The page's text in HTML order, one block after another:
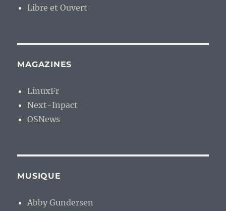
Libre et Ouvert
MAGAZINES
LinuxFr
Next-Inpact
OSNews
MUSIQUE
Abby Gundersen